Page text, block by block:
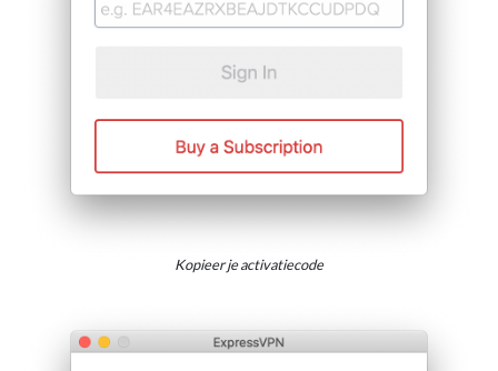
Kopieer je activatiecode